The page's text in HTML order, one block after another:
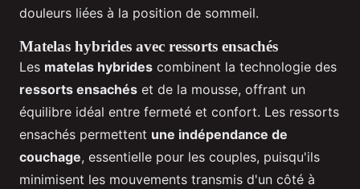
douleurs liées à la position de sommeil.
Matelas hybrides avec ressorts ensachés
Les matelas hybrides combinent la technologie des
ressorts ensachés et de la mousse, offrant un
équilibre idéal entre fermeté et confort. Les ressorts
ensachés permettent une indépendance de
couchage, essentielle pour les couples, puisqu'ils
minimisent les mouvements transmis d'un côté à